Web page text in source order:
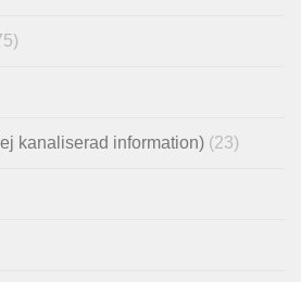
kanaliserad information) (23)